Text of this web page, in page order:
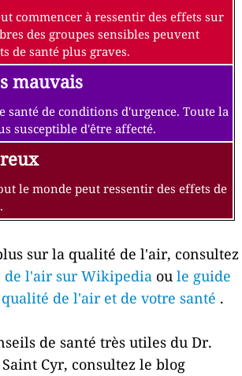
commencer à ressentir des effets sur
des groupes sensibles peuvent
de santé plus graves.
mauvais
santé de conditions d'urgence. Toute la
susceptible d'être affecté.
le monde peut ressentir des effets de
sur la qualité de l'air, consultez
de l'air sur Wikipedia ou le guide
de l'air et de votre santé .
de santé très utiles du Dr.
Cyr, consultez le blog